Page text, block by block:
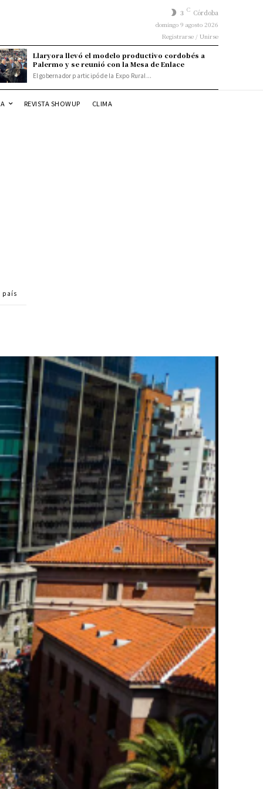
3 C Córdoba
domingo 9 agosto 2026
Registrarse / Unirse
Llaryora llevó el modelo productivo cordobés a
Palermo y se reunió con la Mesa de Enlace
El gobernador participó de la Expo Rural...
REVISTA SHOWUP CLIMA
país